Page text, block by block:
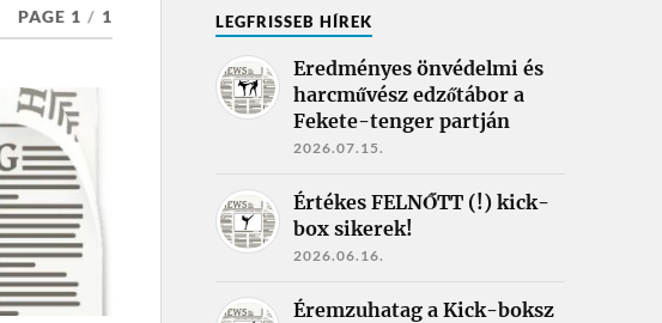
PAGE 1 / 1 LEGFRISSEB HÍREK
Eredményes önvédelmi és
harcművész edzőtábor a
Fekete-tenger partján
2026.07.15.
Értékes FELNŐTT (!) kick-
box sikerek!
2026.06.16.
Éremzuhatag a Kick-boksz